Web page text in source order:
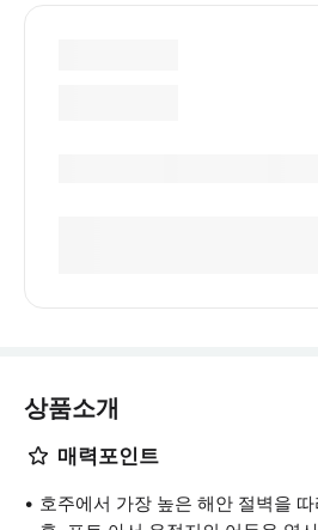
상품소개
매력포인트
호주에서 가장 높은 해안 절벽을